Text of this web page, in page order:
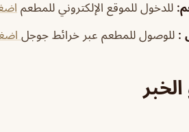
: للدخول للموقع الإلكتروني للمطعم
: للوصول للمطعم عبر خرائط جوجل